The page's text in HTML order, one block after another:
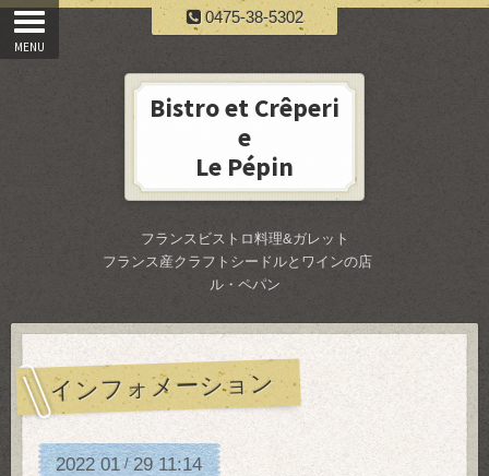
0475-38-5302
Bistro et Crêperi
e
Le Pépin
フランスビストロ料理&ガレット
フランス産クラフトシードルとワインの店
ル・ペパン
インフォメーション
2022 01/29 11:14